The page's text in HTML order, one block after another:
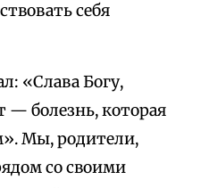
себя
«Слава Богу,
— болезнь, которая
Мы, родители,
со своими